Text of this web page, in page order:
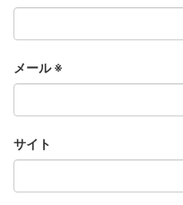
メール※
サイト